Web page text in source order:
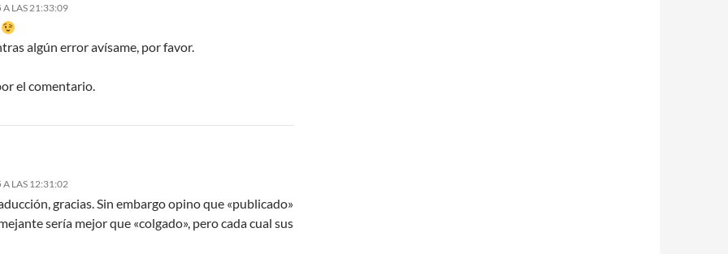
LAS 21:33:09
algún error avísame, por favor.
el comentario.
LAS 12:31:02
gracias. Sin embargo opino que «publicado»
sería mejor que «colgado», pero cada cual sus